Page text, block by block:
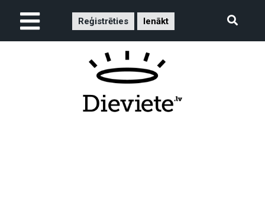
Reģistrēties Ienākt